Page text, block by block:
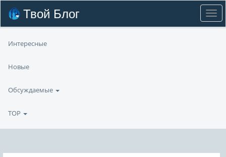
Твой Блог
Интересные
Новые
Обсуждаемые
TOP